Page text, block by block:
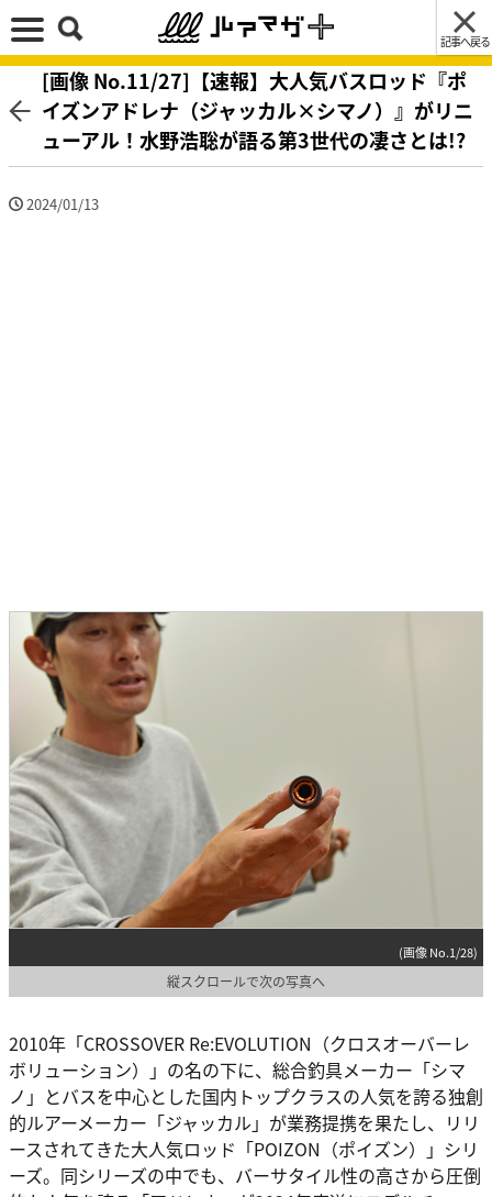
記事へ戻る
[画像 No.11/27]【速報】大人気バスロッド『ポ
イズンアドレナ（ジャッカル×シマノ）』がリニ
ューアル！水野浩聡が語る第3世代の凄さとは!?
2024/01/13
(画像 No.1/28)
縦スクロールで次の写真へ
2010年「CROSSOVER Re:EVOLUTION（クロスオーバーレ
ボリューション）」の名の下に、総合釣具メーカー「シマ
ノ」とバスを中心とした国内トップクラスの人気を誇る独創
的ルアーメーカー「ジャッカル」が業務提携を果たし、リリ
ースされてきた大人気ロッド「POIZON（ポイズン）」シリ
ーズ。同シリーズの中でも、バーサタイル性の高さから圧倒